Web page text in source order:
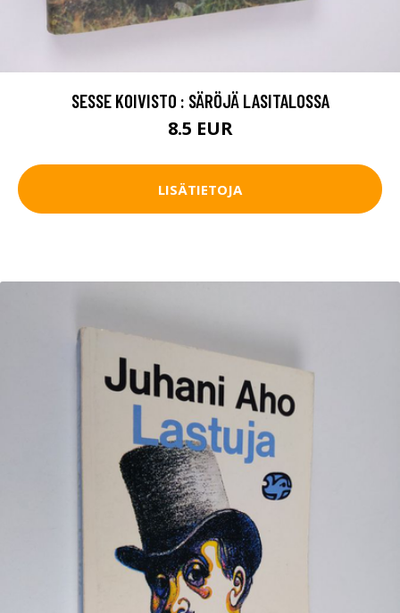
SESSE KOIVISTO : SÄRÖJÄ LASITALOSSA
8.5 EUR
LISÄTIETOJA